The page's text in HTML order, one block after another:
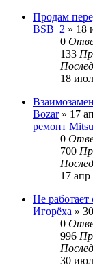
Продам
BSB_2 » 18
0
133
18
Bozar» 17
ремонт
0
700
17
Не работает
Игорёха »
0
996
30